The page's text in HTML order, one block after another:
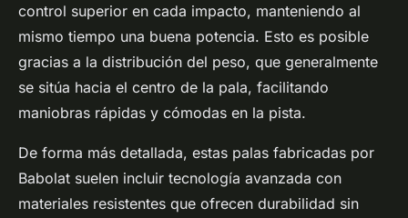
control superior en cada impacto, manteniendo al
mismo tiempo una buena potencia. Esto es posible
gracias a la distribución del peso, que generalmente
se sitúa hacia el centro de la pala, facilitando
maniobras rápidas y cómodas en la pista.
De forma más detallada, estas palas fabricadas por
Babolat suelen incluir tecnología avanzada con
materiales resistentes que ofrecen durabilidad sin